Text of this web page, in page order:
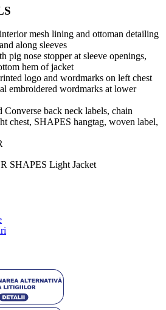
mesh lining and ottoman detailing
along sleeves
pig nose stopper at sleeve openings,
hem of jacket
logo and wordmarks on left chest
embroidered wordmarks at lower
back neck labels, chain
chest, SHAPES hangtag, woven label,
SHAPES Light Jacket